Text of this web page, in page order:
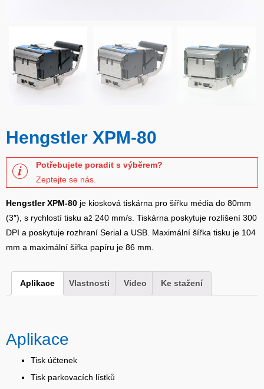
Hengstler XPM-80
Potřebujete poradit s výběrem?
Zeptejte se nás.
Hengstler XPM-80 je kiosková tiskárna pro šířku média do 80mm
(3″), s rychlostí tisku až 240 mm/s. Tiskárna poskytuje rozlíšení 300
DPI a poskytuje rozhraní Serial a USB. Maximální šířka tisku je 104
mm a maximální šiřka papíru je 86 mm.
Aplikace Vlastnosti Video Ke stažení
Aplikace
Tisk účtenek
Tisk parkovacích lístků